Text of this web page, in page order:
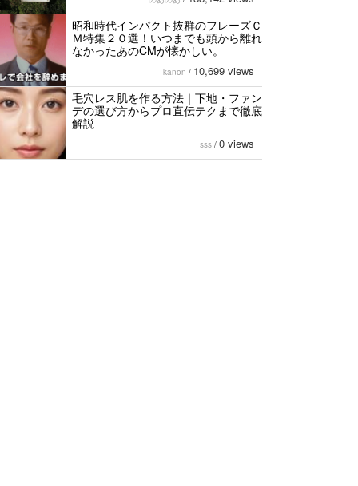
昭和時代インパクト抜群のフレーズＣ
Ｍ特集２０選！いつまでも頭から離れ
なかったあのCMが懐かしい。
kanon / 10,699 views
毛穴レス肌を作る方法｜下地・ファン
デの選び方からプロ直伝テクまで徹底
解説
sss / 0 views